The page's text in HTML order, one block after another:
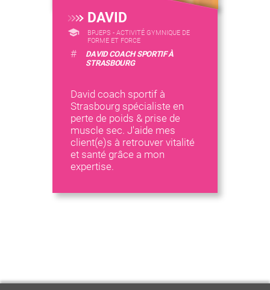
DAVID
BPJEPS - ACTIVITÉ GYMNIQUE DE
FORME ET FORCE
#
DAVID COACH SPORTIF À
STRASBOURG
David coach sportif à
Strasbourg spécialiste en
perte de poids & prise de
muscle sec. J'aide mes
client(e)s à retrouver vitalité
et santé grâce a mon
expertise.